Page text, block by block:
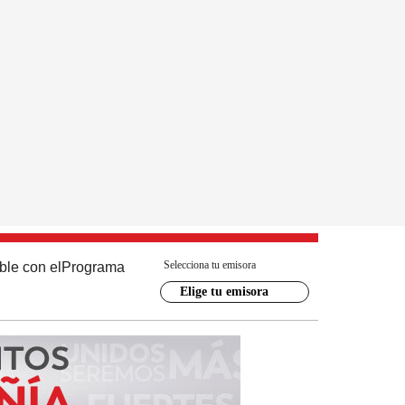
con el Programa Selecciona tu emisora
Elige tu emisora